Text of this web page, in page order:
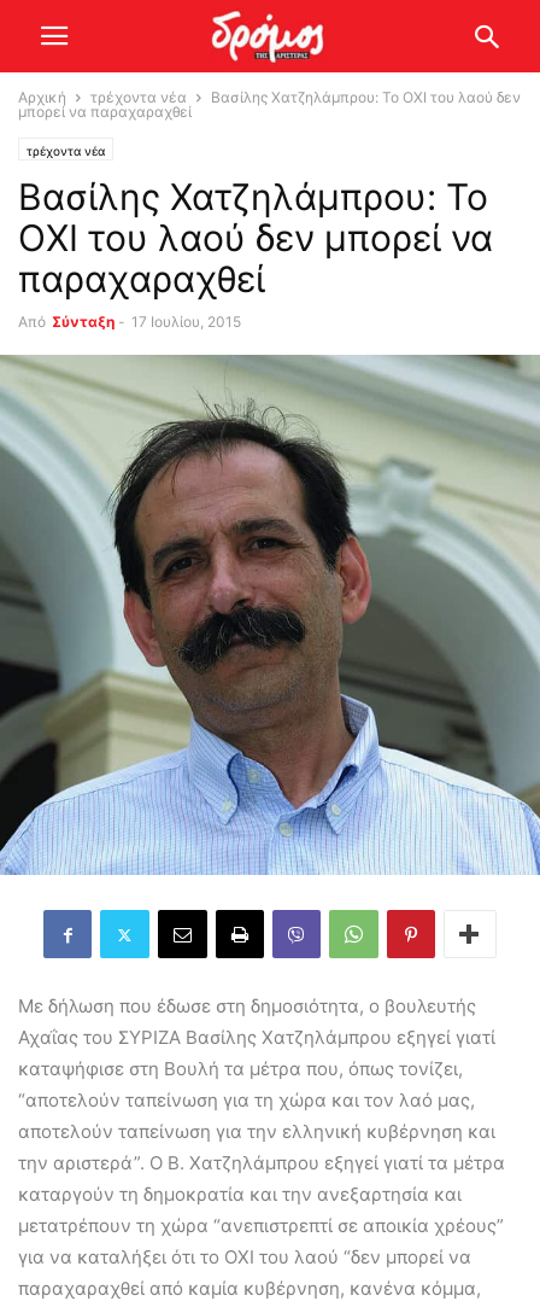
Αρχική τρέχοντα νέα
Βασίλης Χατζηλάμπρου: Το ΟΧΙ του λαού δεν
μπορεί να παραχαραχθεί
τρέχοντα νέα
Βασίλης Χατζηλάμπρου: Το
ΟΧΙ του λαού δεν μπορεί να
παραχαραχθεί
Από Σύνταξη - 17 Ιουλίου, 2015
Με δήλωση που έδωσε στη δημοσιότητα, ο βουλευτής
Αχαΐας του ΣΥΡΙΖΑ Βασίλης Χατζηλάμπρου εξηγεί γιατί
καταψήφισε στη Βουλή τα μέτρα που, όπως τονίζει,
“αποτελούν ταπείνωση για τη χώρα και τον λαό μας,
αποτελούν ταπείνωση για την ελληνική κυβέρνηση και
την αριστερά”. Ο Β. Χατζηλάμπρου εξηγεί γιατί τα μέτρα
καταργούν τη δημοκρατία και την ανεξαρτησία και
μετατρέπουν τη χώρα “ανεπιστρεπτί σε αποικία χρέους”
για να καταλήξει ότι το ΟΧΙ του λαού “δεν μπορεί να
παραχαραχθεί από καμία κυβέρνηση, κανένα κόμμα,